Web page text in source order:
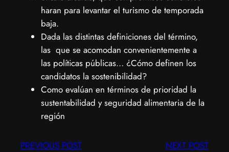
haran para levantar el turismo de temporada
baja.
Dada las distintas definiciones del término,
las que se acomodan convenientemente a
las políticas públicas… ¿Cómo definen los
candidatos la sostenibilidad?
Como evalúan en términos de prioridad la
sustentabilidad y seguridad alimentaria de la
región
PREVIOUS POST NEXT POST